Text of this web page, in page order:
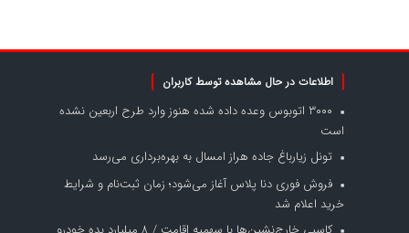
اطلاعات در حال مشاهده توسط کاربران
۳۰۰۰ اتوبوس وعده داده شده هنوز وارد طرح اربعین نشده
است
تونل زیارباغ جاده هراز امسال به بهره‌برداری می‌رسد
فروش فوری دنا پلاس آغاز می‌شود؛ زمان ثبت‌نام و شرایط
خرید اعلام شد